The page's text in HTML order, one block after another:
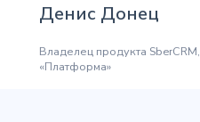
Денис Донец
Владелец продукта
«Платформа»